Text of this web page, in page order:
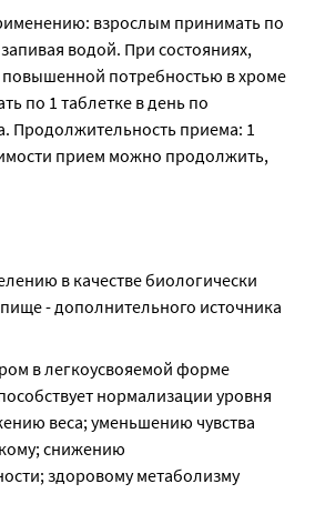
взрослым принимать по
водой. При состояниях,
потребностью в хроме
по 1 таблетке в день по
Продолжительность приема: 1
прием можно продолжить,
в качестве биологически
- дополнительного источника
в легкоусвояемой форме
нормализации уровня
веса; уменьшению чувства
снижению
здоровому метаболизму